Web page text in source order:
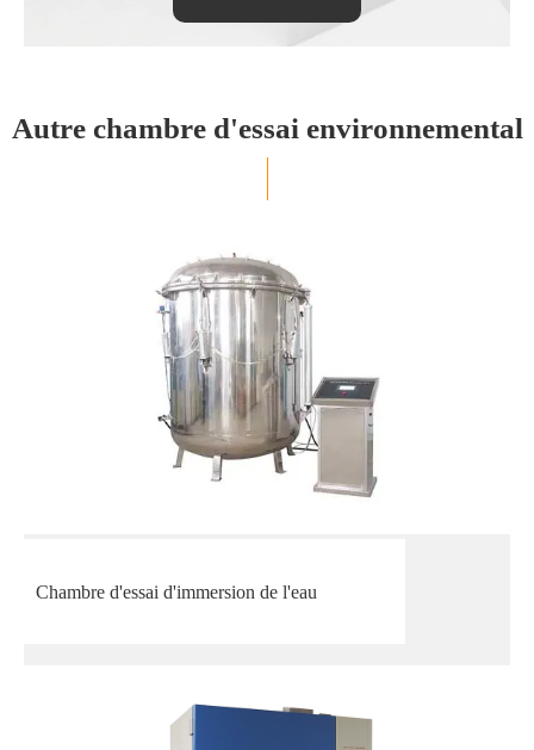
Autre chambre d'essai environnemental
Chambre d'essai d'immersion de l'eau